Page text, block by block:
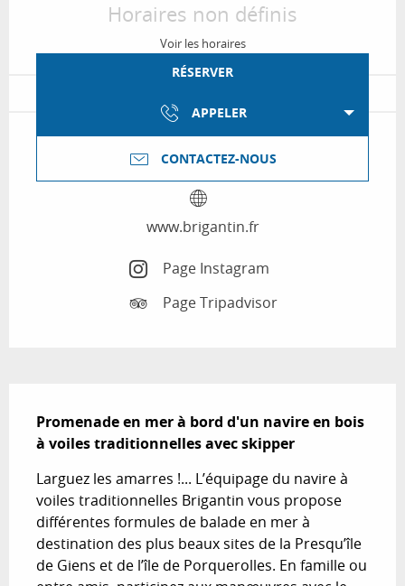
Horaires non définis
Voir les horaires
RÉSERVER
APPELER
CONTACTEZ-NOUS
www.brigantin.fr
Page Instagram
Page Tripadvisor
Promenade en mer à bord d'un navire en bois
à voiles traditionnelles avec skipper
Larguez les amarres !... L’équipage du navire à
voiles traditionnelles Brigantin vous propose
différentes formules de balade en mer à
destination des plus beaux sites de la Presqu’île
de Giens et de l’île de Porquerolles. En famille ou